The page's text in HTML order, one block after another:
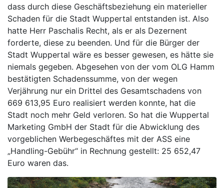
dass durch diese Geschäftsbeziehung ein materieller
Schaden für die Stadt Wuppertal entstanden ist. Also
hatte Herr Paschalis Recht, als er als Dezernent
forderte, diese zu beenden. Und für die Bürger der
Stadt Wuppertal wäre es besser gewesen, es hätte sie
niemals gegeben. Abgesehen von der vom OLG Hamm
bestätigten Schadenssumme, von der wegen
Verjährung nur ein Drittel des Gesamtschadens von
669 613,95 Euro realisiert werden konnte, hat die
Stadt noch mehr Geld verloren. So hat die Wuppertal
Marketing GmbH der Stadt für die Abwicklung des
vorgeblichen Werbegeschäftes mit der ASS eine
„Handling-Gebühr“ in Rechnung gestellt: 25 652,47
Euro waren das.